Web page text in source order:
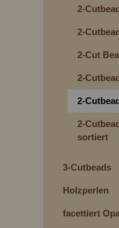
2-
2-
2-Cut
2-
2-
2-
sortiert
3-Cutbeads
Holzperlen
facettiert